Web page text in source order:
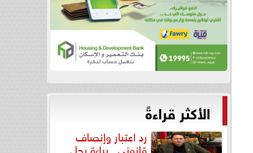
الأكثر قراءةً
رد اعتبار وإنصاف
قانوني.. براءة رجل